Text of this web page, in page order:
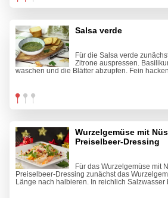
Salsa verde
Für die Salsa verde
Zitrone auspressen.
waschen und die Blätter abzupfen. Fein
Wurzelgemüse mit
Preiselbeer-Dressing
Für das Wurzelgemüse mit
Preiselbeer-Dressing zunächst das
Länge nach halbieren. In reichlich Salzwasser